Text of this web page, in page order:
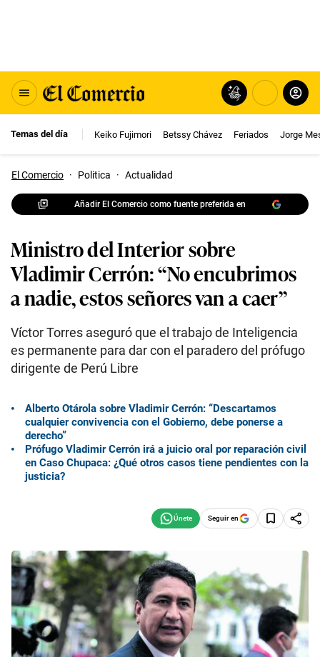
Temas del día Keiko Fujimori Betssy Chávez Feriados Jorge
El Comercio · Politica · Actualidad
Añadir El Comercio como fuente preferida en
Ministro del Interior sobre
Vladimir Cerrón: “No encubrimos
a nadie, estos señores van a caer”
Víctor Torres aseguró que el trabajo de Inteligencia
es permanente para dar con el paradero del prófugo
dirigente de Perú Libre
Alberto Otárola sobre Vladimir Cerrón: “Descartamos
cualquier convivencia con el Gobierno, debe ponerse a
derecho”
Prófugo Vladimir Cerrón irá a juicio oral por reparación civil
en Caso Chupaca: ¿Qué otros casos tiene pendientes con la
justicia?
Seguir en